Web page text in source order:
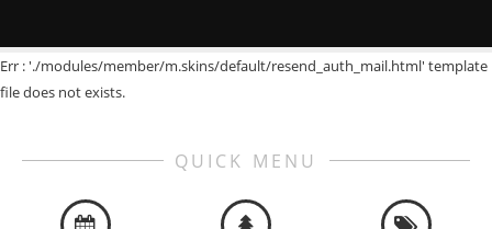
Err : './modules/member/m.skins/default/resend_auth_mail.html' template
file does not exists.
QUICK MENU